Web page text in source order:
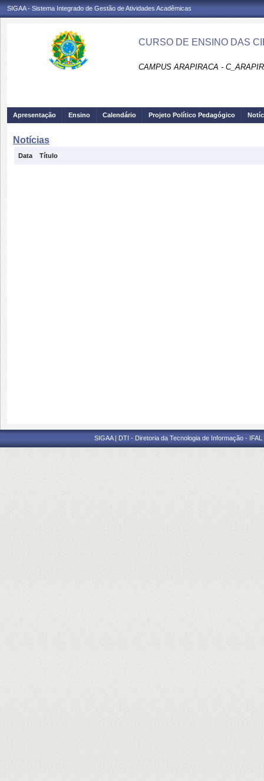
SIGAA - Sistema Integrado de Gestão de Atividades Acadêmicas
CURSO DE ENSINO DAS
CAMPUS ARAPIRACA -
Apresentação Ensino Calendário Projeto Político Pedagógico
Notícias
Data Título
SIGAA | DTI - Diretoria da Tecnologia de Informação -